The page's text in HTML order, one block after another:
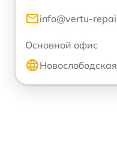
info@vertu-
Основной офис